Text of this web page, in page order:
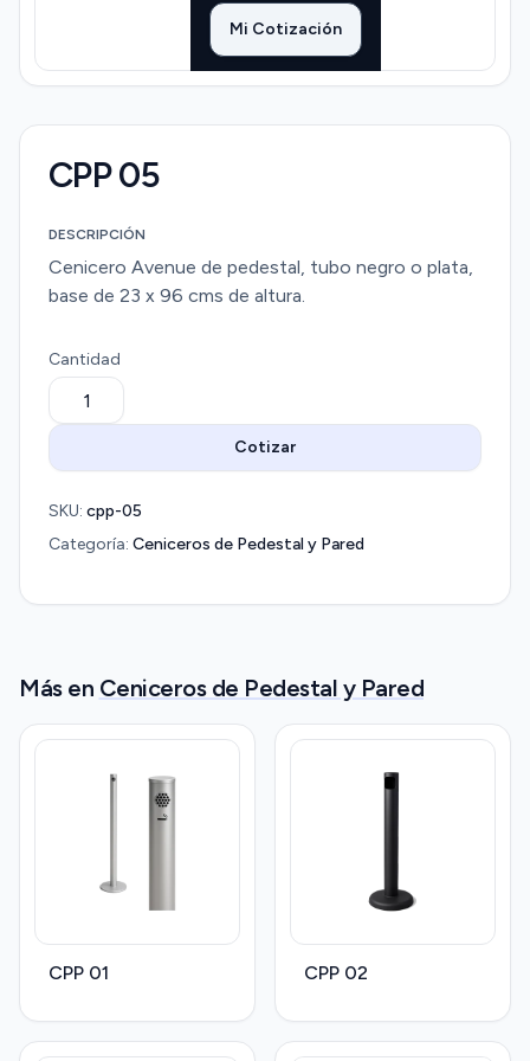
Mi Cotización
CPP 05
DESCRIPCIÓN
Cenicero Avenue de pedestal, tubo negro o plata,
base de 23 x 96 cms de altura.
Cantidad
Cotizar
SKU: cpp-05
Categoría: Ceniceros de Pedestal y Pared
Más en Ceniceros de Pedestal y Pared
CPP 01 CPP 02